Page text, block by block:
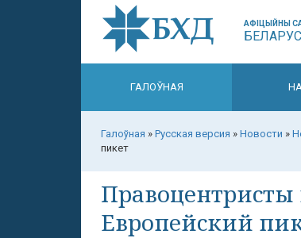
АФІЦЫЙНЫ
ГАЛОЎНАЯ
Галоўная » Русская версия » Новости »
пикет
Правоцентристы
Европейский